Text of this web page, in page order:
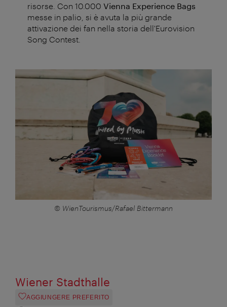
risorse. Con 10.000 Vienna Experience Bags
messe in palio, si è avuta la più grande
attivazione dei fan nella storia dell'Eurovision
Song Contest.
© WienTourismus/Rafael Bittermann
Wiener Stadthalle
AGGIUNGERE PREFERITO